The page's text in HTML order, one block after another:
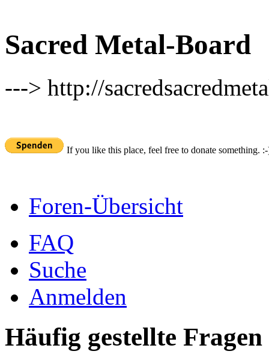
Sacred Metal-Board
---> http://
If you like this place, feel free to donate something.
Foren-Übersicht
FAQ
Suche
Anmelden
Häufig gestellte Fragen